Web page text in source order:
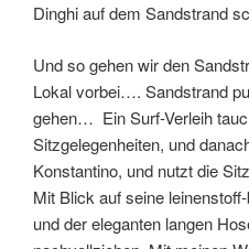
Dinghi auf dem Sandstrand
Und so gehen wir den
Lokal vorbei…. Sandstrand
gehen… Ein Surf-Verleih
Sitzgelegenheiten, und
Konstantino, und nutzt die
Mit Blick auf seine
und der eleganten langen